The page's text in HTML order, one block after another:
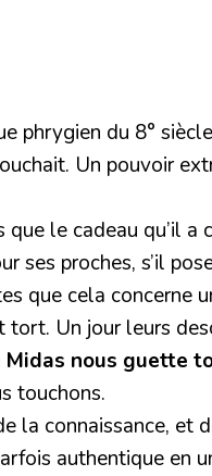
du 8°
Un pouvoir
le cadeau qu’il
ses proches, s’il
que cela concerne
Un jour leurs
nous guette
touchons.
la connaissance,
authentique en